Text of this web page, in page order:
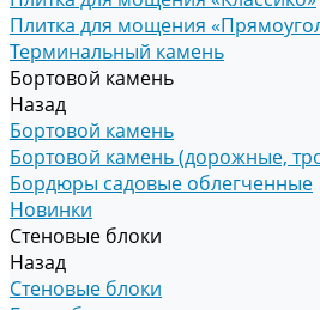
Плитка для мощения
Терминальный камень
Бортовой камень
Назад
Бортовой камень
Бортовой камень (дорожные,
Бордюры садовые облегченные
Новинки
Стеновые блоки
Назад
Стеновые блоки